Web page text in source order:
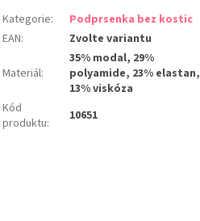
Kategorie:
Podprsenka bez kostic
EAN: Zvolte variantu
Materiál:
35% modal, 29%
polyamide, 23% elastan,
13% viskóza
Kód
produktu: 10651